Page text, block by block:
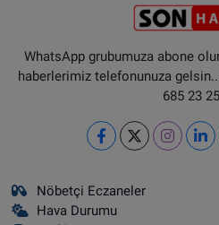
WhatsApp grubumuza abone
haberlerimiz telefonunuza
685 23
Nöbetçi Eczaneler
Hava Durumu